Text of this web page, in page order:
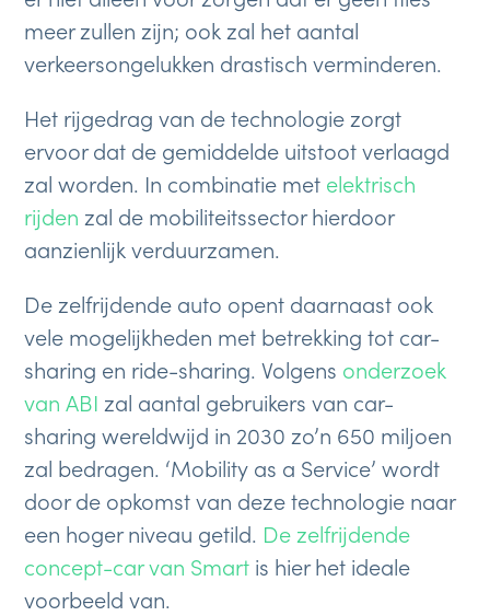
meer zullen zijn; ook zal het aantal
verkeersongelukken drastisch verminderen.
Het rijgedrag van de technologie zorgt
ervoor dat de gemiddelde uitstoot verlaagd
zal worden. In combinatie met elektrisch
rijden zal de mobiliteitssector hierdoor
aanzienlijk verduurzamen.
De zelfrijdende auto opent daarnaast ook
vele mogelijkheden met betrekking tot car-
sharing en ride-sharing. Volgens onderzoek
van ABI zal aantal gebruikers van car-
sharing wereldwijd in 2030 zo’n 650 miljoen
zal bedragen. ‘Mobility as a Service’ wordt
door de opkomst van deze technologie naar
een hoger niveau getild. De zelfrijdende
concept-car van Smart is hier het ideale
voorbeeld van.